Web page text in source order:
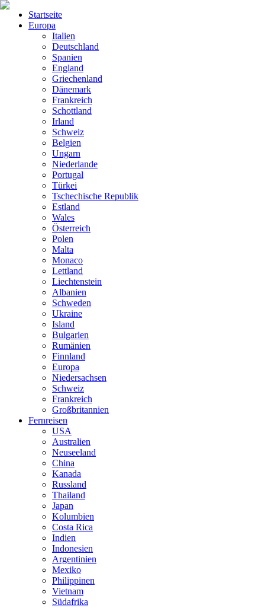
Startseite
Europa
Italien
Deutschland
Spanien
England
Griechenland
Dänemark
Frankreich
Schottland
Irland
Schweiz
Belgien
Ungarn
Niederlande
Portugal
Türkei
Tschechische Republik
Estland
Wales
Österreich
Polen
Malta
Monaco
Lettland
Liechtenstein
Albanien
Schweden
Ukraine
Island
Bulgarien
Rumänien
Finnland
Europa
Niedersachsen
Schweiz
Frankreich
Großbritannien
Fernreisen
USA
Australien
Neuseeland
China
Kanada
Russland
Thailand
Japan
Kolumbien
Costa Rica
Indien
Indonesien
Argentinien
Mexiko
Philippinen
Vietnam
Südafrika